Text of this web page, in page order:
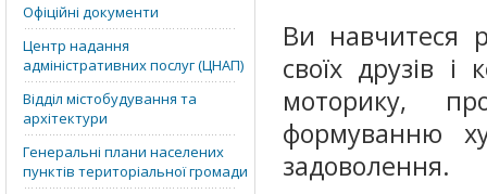
Офіційні документи
Центр надання
адміністративних послуг (ЦНАП)
Відділ містобудування та
архітектури
Генеральні плани населених
пунктів територіальної громади
Ви навчитеся
своїх друзів
моторику,
формуванню
задоволення.